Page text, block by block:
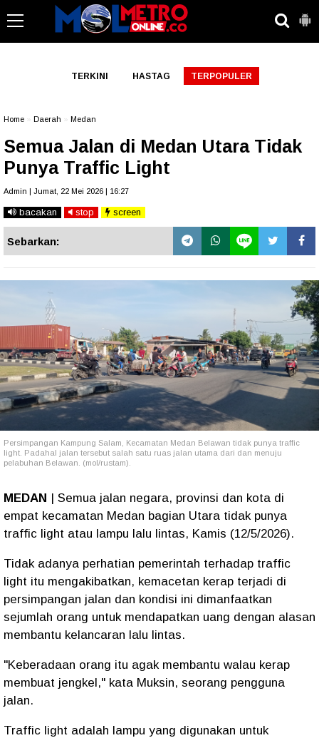
TERKINI HASTAG TERPOPULER
Home Daerah Medan
Semua Jalan di Medan Utara Tidak
Punya Traffic Light
Admin | Jumat, 22 Mei 2026 | 16:27
bacakan stop screen
Sebarkan:
Persimpangan Kampung Salam, Kecamatan Medan Belawan tidak punya traffic
light. Padahal jalan tersebut salah satu ruas jalan utama dari dan menuju
pelabuhan Belawan. (mol/rustam).
MEDAN | Semua jalan negara, provinsi dan kota di
empat kecamatan Medan bagian Utara tidak punya
traffic light atau lampu lalu lintas, Kamis (12/5/2026).
Tidak adanya perhatian pemerintah terhadap traffic
light itu mengakibatkan, kemacetan kerap terjadi di
persimpangan jalan dan kondisi ini dimanfaatkan
sejumlah orang untuk mendapatkan uang dengan alasan
membantu kelancaran lalu lintas.
"Keberadaan orang itu agak membantu walau kerap
membuat jengkel," kata Muksin, seorang pengguna
jalan.
Traffic light adalah lampu yang digunakan untuk